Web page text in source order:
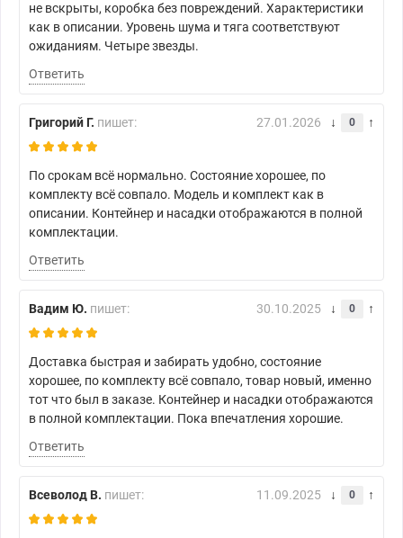
не вскрыты, коробка без повреждений. Характеристики
как в описании. Уровень шума и тяга соответствуют
ожиданиям. Четыре звезды.
Ответить
Григорий Г. пишет: 27.01.2026 0
По срокам всё нормально. Состояние хорошее, по
комплекту всё совпало. Модель и комплект как в
описании. Контейнер и насадки отображаются в полной
комплектации.
Ответить
Вадим Ю. пишет: 30.10.2025 0
Доставка быстрая и забирать удобно, состояние
хорошее, по комплекту всё совпало, товар новый, именно
тот что был в заказе. Контейнер и насадки отображаются
в полной комплектации. Пока впечатления хорошие.
Ответить
Всеволод В. пишет: 11.09.2025 0